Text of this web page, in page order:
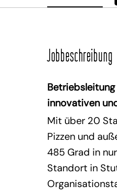
Jobbeschreibung
innovativen
Mit über 20
Pizzen und
485 Grad in
Standort in